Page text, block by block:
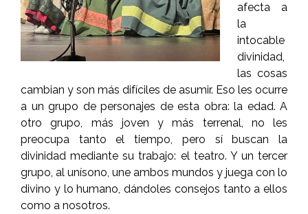
afecta a
la
intocable
divinidad,
las cosas
cambian y son más difíciles de asumir. Eso les ocurre
a un grupo de personajes de esta obra: la edad. A
otro grupo, más joven y más terrenal, no les
preocupa tanto el tiempo, pero sí buscan la
divinidad mediante su trabajo: el teatro. Y un tercer
grupo, al unísono, une ambos mundos y juega con lo
divino y lo humano, dándoles consejos tanto a ellos
como a nosotros.